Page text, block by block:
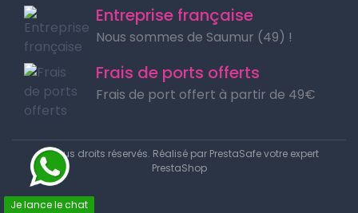
Je lance le chat
Entreprise française
Nous sommes de Saumur (49) !
Frais de ports offerts
Frais de port offert à partir de 49€
© Tous droits réservés. Réalisé par PrestaSafe votre expert
PrestaShop